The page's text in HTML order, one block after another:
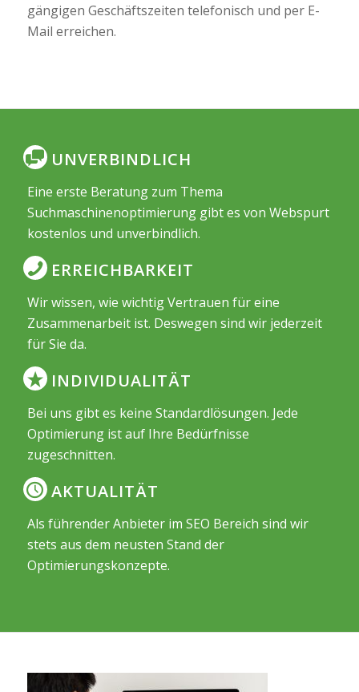
gängigen Geschäftszeiten telefonisch und per E-
Mail erreichen.
UNVERBINDLICH
Eine erste Beratung zum Thema
Suchmaschinenoptimierung gibt es von Webspurt
kostenlos und unverbindlich.
ERREICHBARKEIT
Wir wissen, wie wichtig Vertrauen für eine
Zusammenarbeit ist. Deswegen sind wir jederzeit
für Sie da.
INDIVIDUALITÄT
Bei uns gibt es keine Standardlösungen. Jede
Optimierung ist auf Ihre Bedürfnisse
zugeschnitten.
AKTUALITÄT
Als führender Anbieter im SEO Bereich sind wir
stets aus dem neusten Stand der
Optimierungskonzepte.